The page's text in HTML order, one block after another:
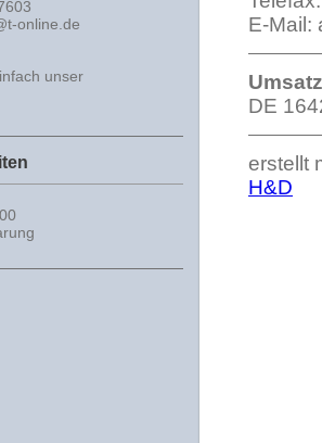
online.de
unser
E-Mail:
DE
erstellt
H&D